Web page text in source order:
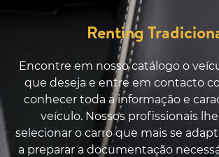
Renting
Encontre em nosso catálogo o
que deseja e entre em contacto
conhecer toda a informação e
veículo. Nossos profissionais
selecionar o carro que mais se
a preparar a documentação